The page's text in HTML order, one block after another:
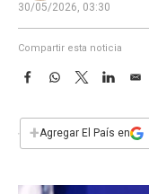
30/05/2026, 03:30
Compartir esta noticia
F
e
b
W
s
T
w
t
L
E
i
l
+Agregar El País en